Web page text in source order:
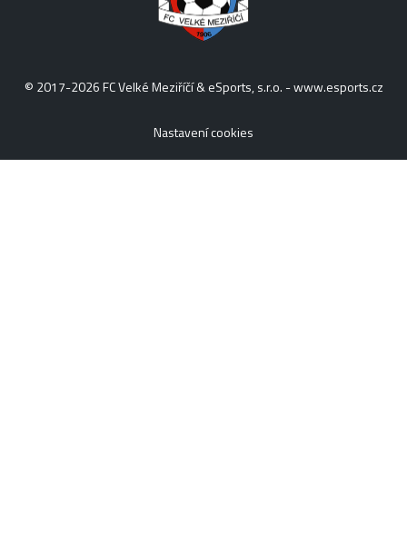
© 2017-2026 FC Velké Meziříčí & eSports, s.r.o. -www.esports.cz
Nastavení cookies